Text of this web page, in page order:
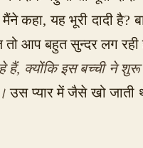
कहा, यह भूरी दादी
बहुत सुन्दर लग रही
हैं, क्योंकि इस बच्ची ने
उस प्यार में जैसे खो जाती